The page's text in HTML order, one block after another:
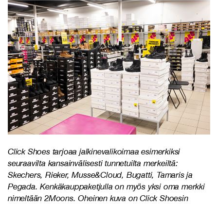
Click Shoes tarjoaa jalkinevalikoimaa esimerkiksi
seuraavilta kansainvälisesti tunnetuilta merkeiltä:
Skechers, Rieker, Musse&Cloud, Bugatti, Tamaris ja
Pegada. Kenkäkauppaketjulla on myös yksi oma merkki
nimeltään 2Moons. Oheinen kuva on Click Shoesin